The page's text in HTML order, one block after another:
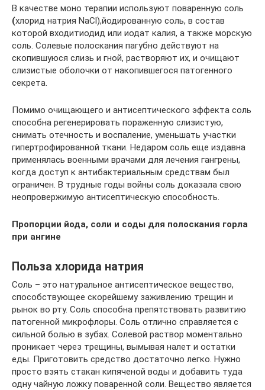
В качестве моно терапии используют поваренную соль
(хлорид натрия NaCl),йодированную соль, в состав
которой входитиодид или иодат калия, а также морскую
соль. Солевые полоскания пагубно действуют на
скопившуюся слизь и гной, растворяют их, и очищают
слизистые оболочки от накопившегося патогенного
секрета.
Помимо очищающего и антисептического эффекта соль
способна регенерировать пораженную слизистую,
снимать отечность и воспаление, уменьшать участки
гипертрофированной ткани. Недаром соль еще издавна
применялась военными врачами для лечения гангрены,
когда доступ к антибактериальным средствам был
ограничен. В трудные годы войны соль доказала свою
неопровержимую антисептическую способность.
Пропорции йода, соли и соды для полоскания горла
при ангине
Польза хлорида натрия
Соль – это натуральное антисептическое вещество,
способствующее скорейшему заживлению трещин и
рынок во рту. Соль способна препятствовать развитию
патогенной микрофлоры. Соль отлично справляется с
сильной болью в зубах. Солевой раствор моментально
проникает через трещины, вымывая налет и остатки
еды. Приготовить средство достаточно легко. Нужно
просто взять стакан кипяченой воды и добавить туда
одну чайную ложку поваренной соли. Вещество является